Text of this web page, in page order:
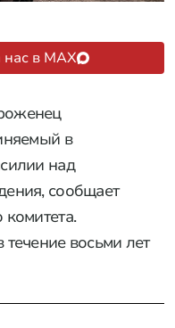
в MAX
в
над
сообщает
восьми лет